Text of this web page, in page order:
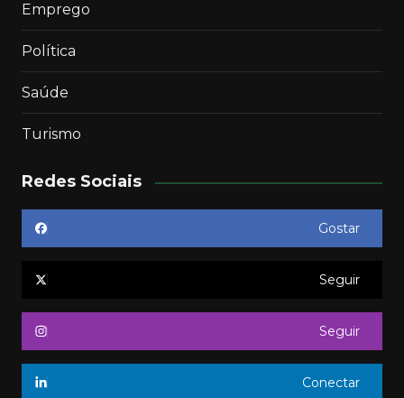
Emprego
Política
Saúde
Turismo
Redes Sociais
Gostar
Seguir
Seguir
Conectar